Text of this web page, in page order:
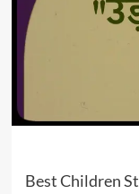
Best Children